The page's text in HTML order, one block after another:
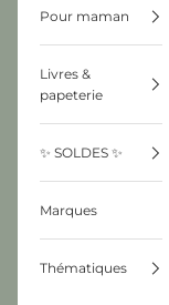
Pour maman
Livres &
papeterie
✨ SOLDES ✨
Marques
Thématiques